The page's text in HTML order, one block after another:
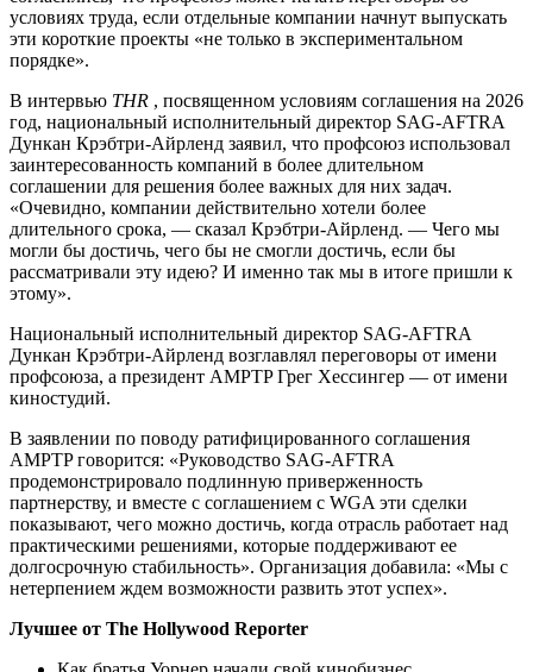
условиях труда, если отдельные компании начнут выпускать
эти короткие проекты «не только в экспериментальном
порядке».
В интервью THR , посвященном условиям соглашения на 2026
год, национальный исполнительный директор SAG-AFTRA
Дункан Крэбтри-Айрленд заявил, что профсоюз использовал
заинтересованность компаний в более длительном
соглашении для решения более важных для них задач.
«Очевидно, компании действительно хотели более
длительного срока, — сказал Крэбтри-Айрленд. — Чего мы
могли бы достичь, чего бы не смогли достичь, если бы
рассматривали эту идею? И именно так мы в итоге пришли к
этому».
Национальный исполнительный директор SAG-AFTRA
Дункан Крэбтри-Айрленд возглавлял переговоры от имени
профсоюза, а президент AMPTP Грег Хессингер — от имени
киностудий.
В заявлении по поводу ратифицированного соглашения
AMPTP говорится: «Руководство SAG-AFTRA
продемонстрировало подлинную приверженность
партнерству, и вместе с соглашением с WGA эти сделки
показывают, чего можно достичь, когда отрасль работает над
практическими решениями, которые поддерживают ее
долгосрочную стабильность». Организация добавила: «Мы с
нетерпением ждем возможности развить этот успех».
Лучшее от The Hollywood Reporter